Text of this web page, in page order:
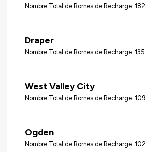
Nombre Total de Bornes de Recharge: 182
Draper
Nombre Total de Bornes de Recharge: 135
West Valley City
Nombre Total de Bornes de Recharge: 109
Ogden
Nombre Total de Bornes de Recharge: 102